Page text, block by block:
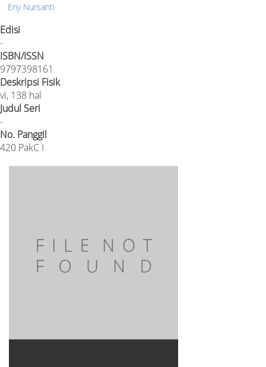
Eny Nursanti
Edisi
-
ISBN/ISSN
9797398161
Deskripsi Fisik
vi, 138 hal
Judul Seri
-
No. Panggil
420 PakC I